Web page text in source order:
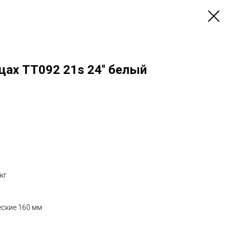
ТТ092 21s 24'' белый
160 мм